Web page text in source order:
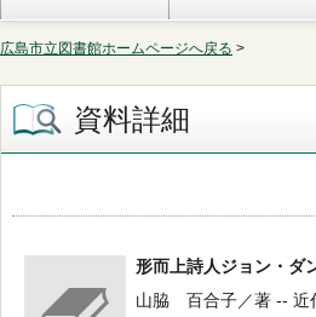
広島市立図書館ホームページへ戻る >
資料詳細
形而上詩人ジョン・
山脇 百合子／著 -- 近